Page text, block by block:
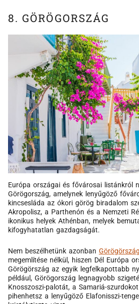
8. GÖRÖGORSZÁG
Európa országai és fővárosai listánkról
Görögország, amelynek lenyűgöző
kincsesláda az ókori görög biradalom
Akropolisz, a Parthenón és a Nemzeti
ikonikus helyek Athénban, melyek
kifogyhatatlan gazdagságát.
Nem beszélhetünk azonban
megemlítése nélkül, hiszen Dél Európa
Görögörszág az egyik legfelkapottabb
például, Görögország legnagyobb
Knosszoszi-palotát, a Samariá-
pihenhetsz a lenyűgöző Elafonisszi-